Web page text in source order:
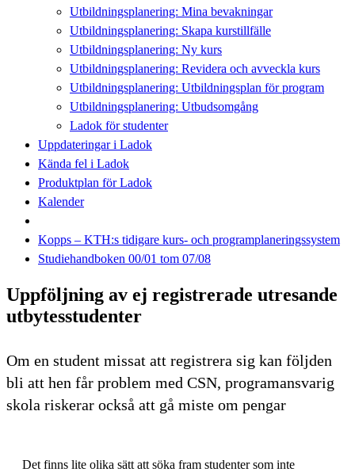
Utbildningsplanering: Mina bevakningar
Utbildningsplanering: Skapa kurstillfälle
Utbildningsplanering: Ny kurs
Utbildningsplanering: Revidera och avveckla kurs
Utbildningsplanering: Utbildningsplan för program
Utbildningsplanering: Utbudsomgång
Ladok för studenter
Uppdateringar i Ladok
Kända fel i Ladok
Produktplan för Ladok
Kalender
Kopps – KTH:s tidigare kurs- och programplaneringssystem
Studiehandboken 00/01 tom 07/08
Uppföljning av ej registrerade utresande
utbytesstudenter
Om en student missat att registrera sig kan följden
bli att hen får problem med CSN, programansvarig
skola riskerar också att gå miste om pengar
Det finns lite olika sätt att söka fram studenter som inte